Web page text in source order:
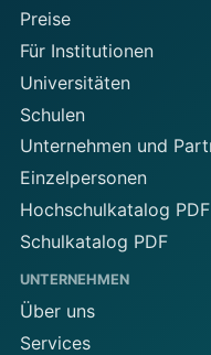
Preise
Für Institutionen
Universitäten
Schulen
Unternehmen und
Einzelpersonen
Hochschulkatalog PDF
Schulkatalog PDF
UNTERNEHMEN
Über uns
Services